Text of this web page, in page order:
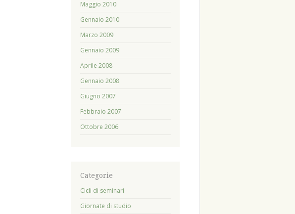
Maggio 2010
Gennaio 2010
Marzo 2009
Gennaio 2009
Aprile 2008
Gennaio 2008
Giugno 2007
Febbraio 2007
Ottobre 2006
Categorie
Cicli di seminari
Giornate di studio